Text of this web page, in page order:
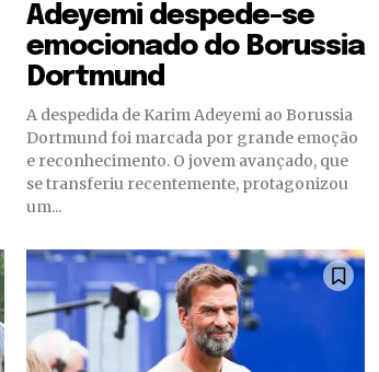
Adeyemi despede-se
emocionado do Borussia
Dortmund
A despedida de Karim Adeyemi ao Borussia
Dortmund foi marcada por grande emoção
e reconhecimento. O jovem avançado, que
se transferiu recentemente, protagonizou
um...